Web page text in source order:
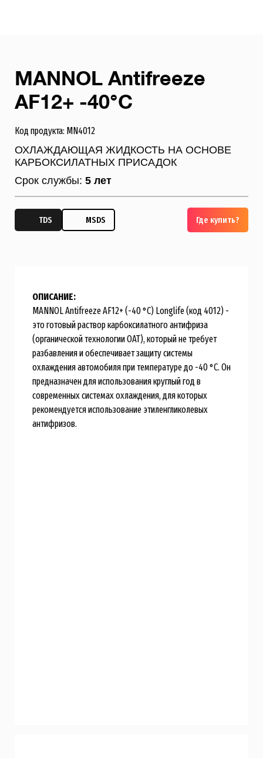
Где купить?
MANNOL Antifreeze
AF12+ -40°C
Код продукта: MN4012
ОХЛАЖДАЮЩАЯ ЖИДКОСТЬ НА ОСНОВЕ
КАРБОКСИЛАТНЫХ ПРИСАДОК
Срок службы: 5 лет
TDS MSDS
ОПИСАНИЕ:
MANNOL Antifreeze AF12+ (-40 °C) Longlife (код 4012) -
это готовый раствор карбоксилатного антифриза
(органической технологии OAT), который не требует
разбавления и обеспечивает защиту системы
охлаждения автомобиля при температуре до -40 °C. Он
предназначен для использования круглый год в
современных системах охлаждения, для которых
рекомендуется использование этиленгликолевых
антифризов.